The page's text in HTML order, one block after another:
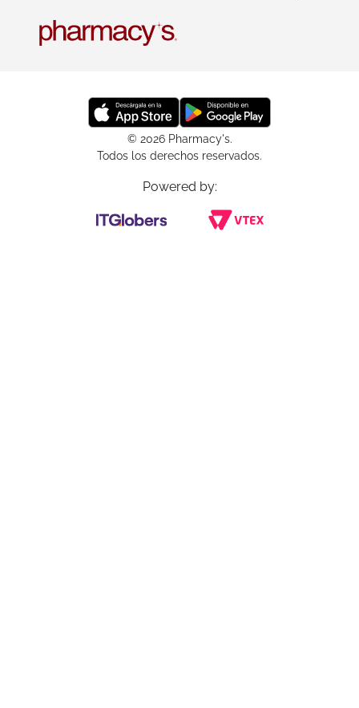
© 2026 Pharmacy's.
Todos los derechos reservados.
Powered by: